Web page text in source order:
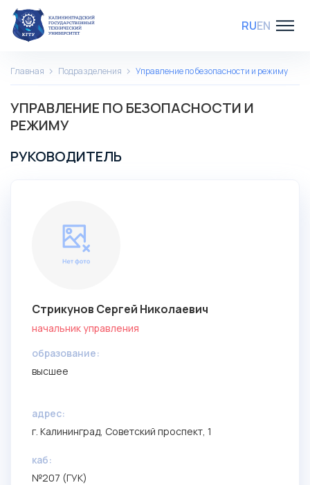
RUEN
Главная Подразделения Управление по безопасности и режиму
УПРАВЛЕНИЕ ПО БЕЗОПАСНОСТИ И
РЕЖИМУ
РУКОВОДИТЕЛЬ
Стрикунов Сергей Николаевич
начальник управления
образование:
высшее
aдрес:
г. Калининград, Советский проспект, 1
каб:
№207 (ГУК)